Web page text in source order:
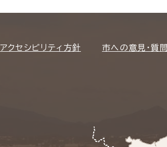
アクセシビリティ方針 市への意見・質問